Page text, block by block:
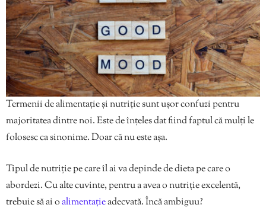
Termenii de alimentație și nutriție sunt ușor confuzi pentru
majoritatea dintre noi. Este de înțeles dat fiind faptul că mulți le
folosesc ca sinonime. Doar că nu este așa.
Tipul de nutriție pe care îl ai va depinde de dieta pe care o
abordezi. Cu alte cuvinte, pentru a avea o nutriție excelentă,
trebuie să ai oalimentațieadecvată. Încă ambiguu?